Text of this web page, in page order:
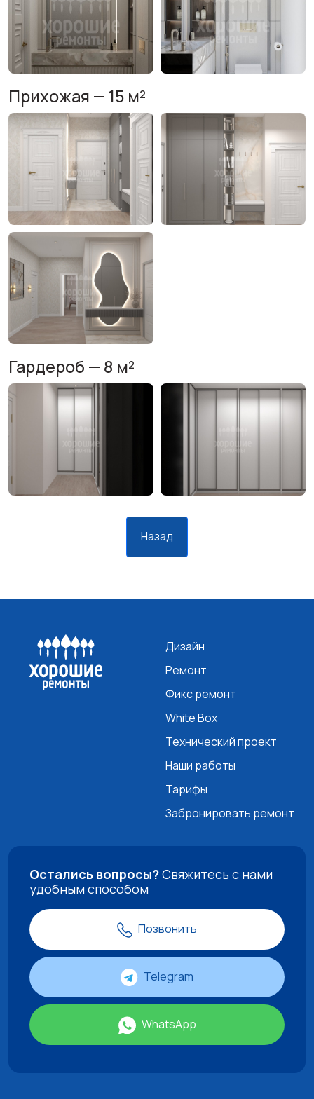
Прихожая — 15 м²
Гардероб — 8 м²
Назад
Дизайн
Ремонт
Фикс ремонт
White Box
Технический проект
Наши работы
Тарифы
Забронировать ремонт
Остались вопросы?Свяжитесь с нами
удобным способом
Позвонить
Telegram
WhatsApp